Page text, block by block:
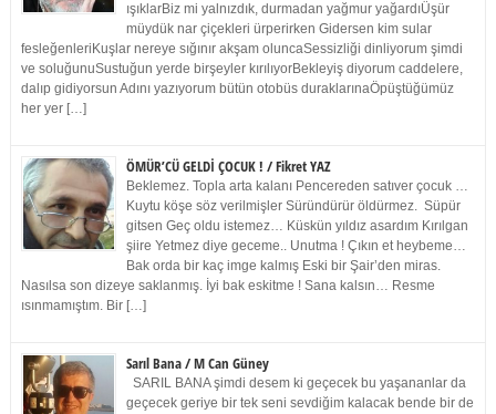
ışıklarBiz mi yalnızdık, durmadan yağmur yağardıÜşür
müydük nar çiçekleri ürperirken Gidersen kim sular
fesleğenleriKuşlar nereye sığınır akşam oluncaSessizliği dinliyorum şimdi
ve soluğunuSustuğun yerde birşeyler kırılıyorBekleyiş diyorum caddelere,
dalıp gidiyorsun Adını yazıyorum bütün otobüs duraklarınaÖpüştüğümüz
her yer […]
ÖMÜR’CÜ GELDİ ÇOCUK ! / Fikret YAZ
Beklemez. Topla arta kalanı Pencereden satıver çocuk …
Kuytu köşe söz verilmişler Süründürür öldürmez. Süpür
gitsen Geç oldu istemez… Küskün yıldız asardım Kırılgan
şiire Yetmez diye geceme.. Unutma ! Çıkın et heybeme…
Bak orda bir kaç imge kalmış Eski bir Şair’den miras.
Nasılsa son dizeye saklanmış. İyi bak eskitme ! Sana kalsın… Resme
ısınmamıştım. Bir […]
Sarıl Bana / M Can Güney
SARIL BANA şimdi desem ki geçecek bu yaşananlar da
geçecek geriye bir tek seni sevdiğim kalacak bende bir de